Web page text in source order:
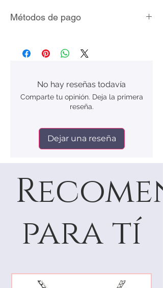
Métodos de pago
MercadoPago
No hay reseñas todavía
Comparte tu opinión. Deja la primera
reseña.
Dejar una reseña
para tí